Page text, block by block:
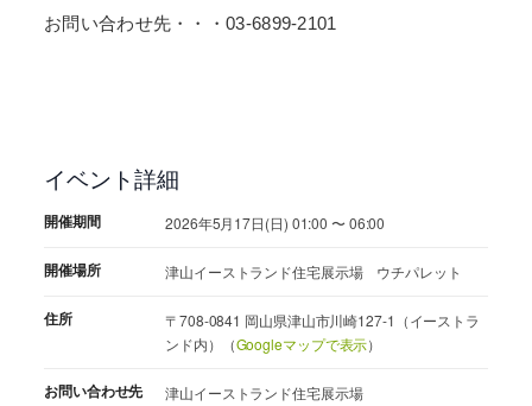
お問い合わせ先・・・03-6899-2101
イベント詳細
開催期間 2026年5月17日(日) 01:00 〜 06:00
開催場所 津山イーストランド住宅展示場 ウチパレット
住所
〒708-0841 岡山県津山市川崎127-1（イーストラ
ンド内）（Googleマップで表示）
お問い合わせ先 津山イーストランド住宅展示場